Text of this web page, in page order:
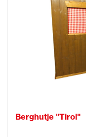
Berghutje "Tirol"